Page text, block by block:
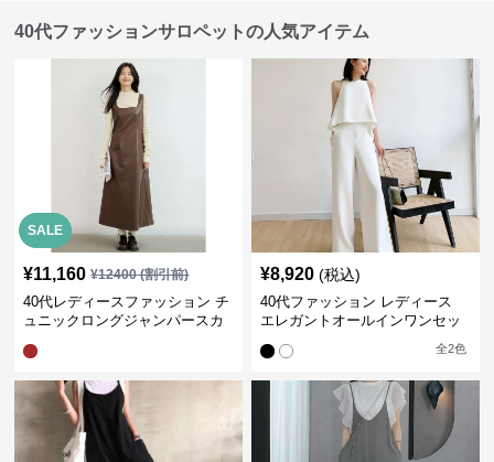
40代ファッションサロペットの人気アイテム
SALE
¥11,160 ¥12400(割引前)
40代レディースファッション チ
ュニックロングジャンパースカ
¥8,920 (税込)
40代ファッション レディース
エレガントオールインワンセッ
全2色